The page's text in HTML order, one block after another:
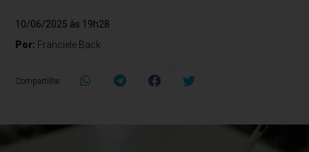
10/06/2025 às 19h28
Por: Franciele Back
Compartilhe: